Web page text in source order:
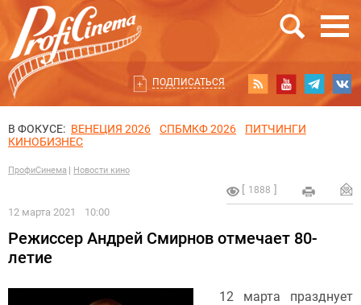
ПОДПИСАТЬСЯ
В ФОКУСЕ: ВЕНЕЦИЯ 2026 СПБМКФ 2026
ПИТЧИНГИ
КИНОБИЗНЕС
ПрофиСинема Новости кино
1888
12 марта 2021 10:00
Режиссер Андрей Смирнов отмечает 80-
летие
12 марта празднует